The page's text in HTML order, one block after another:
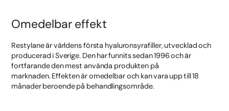
Omedelbar effekt
Restylane är världens första hyaluronsyrafiller, utvecklad och
producerad i Sverige. Den har funnits sedan 1996 och är
fortfarande den mest använda produkten på
marknaden. Effekten är omedelbar och kan vara upp till 18
månader beroende på behandlingsområde.